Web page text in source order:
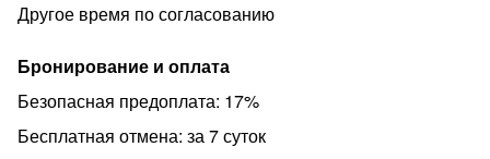
Другое время по согласованию
Бронирование и оплата
Безопасная предоплата: 17%
Бесплатная отмена: за 7 суток